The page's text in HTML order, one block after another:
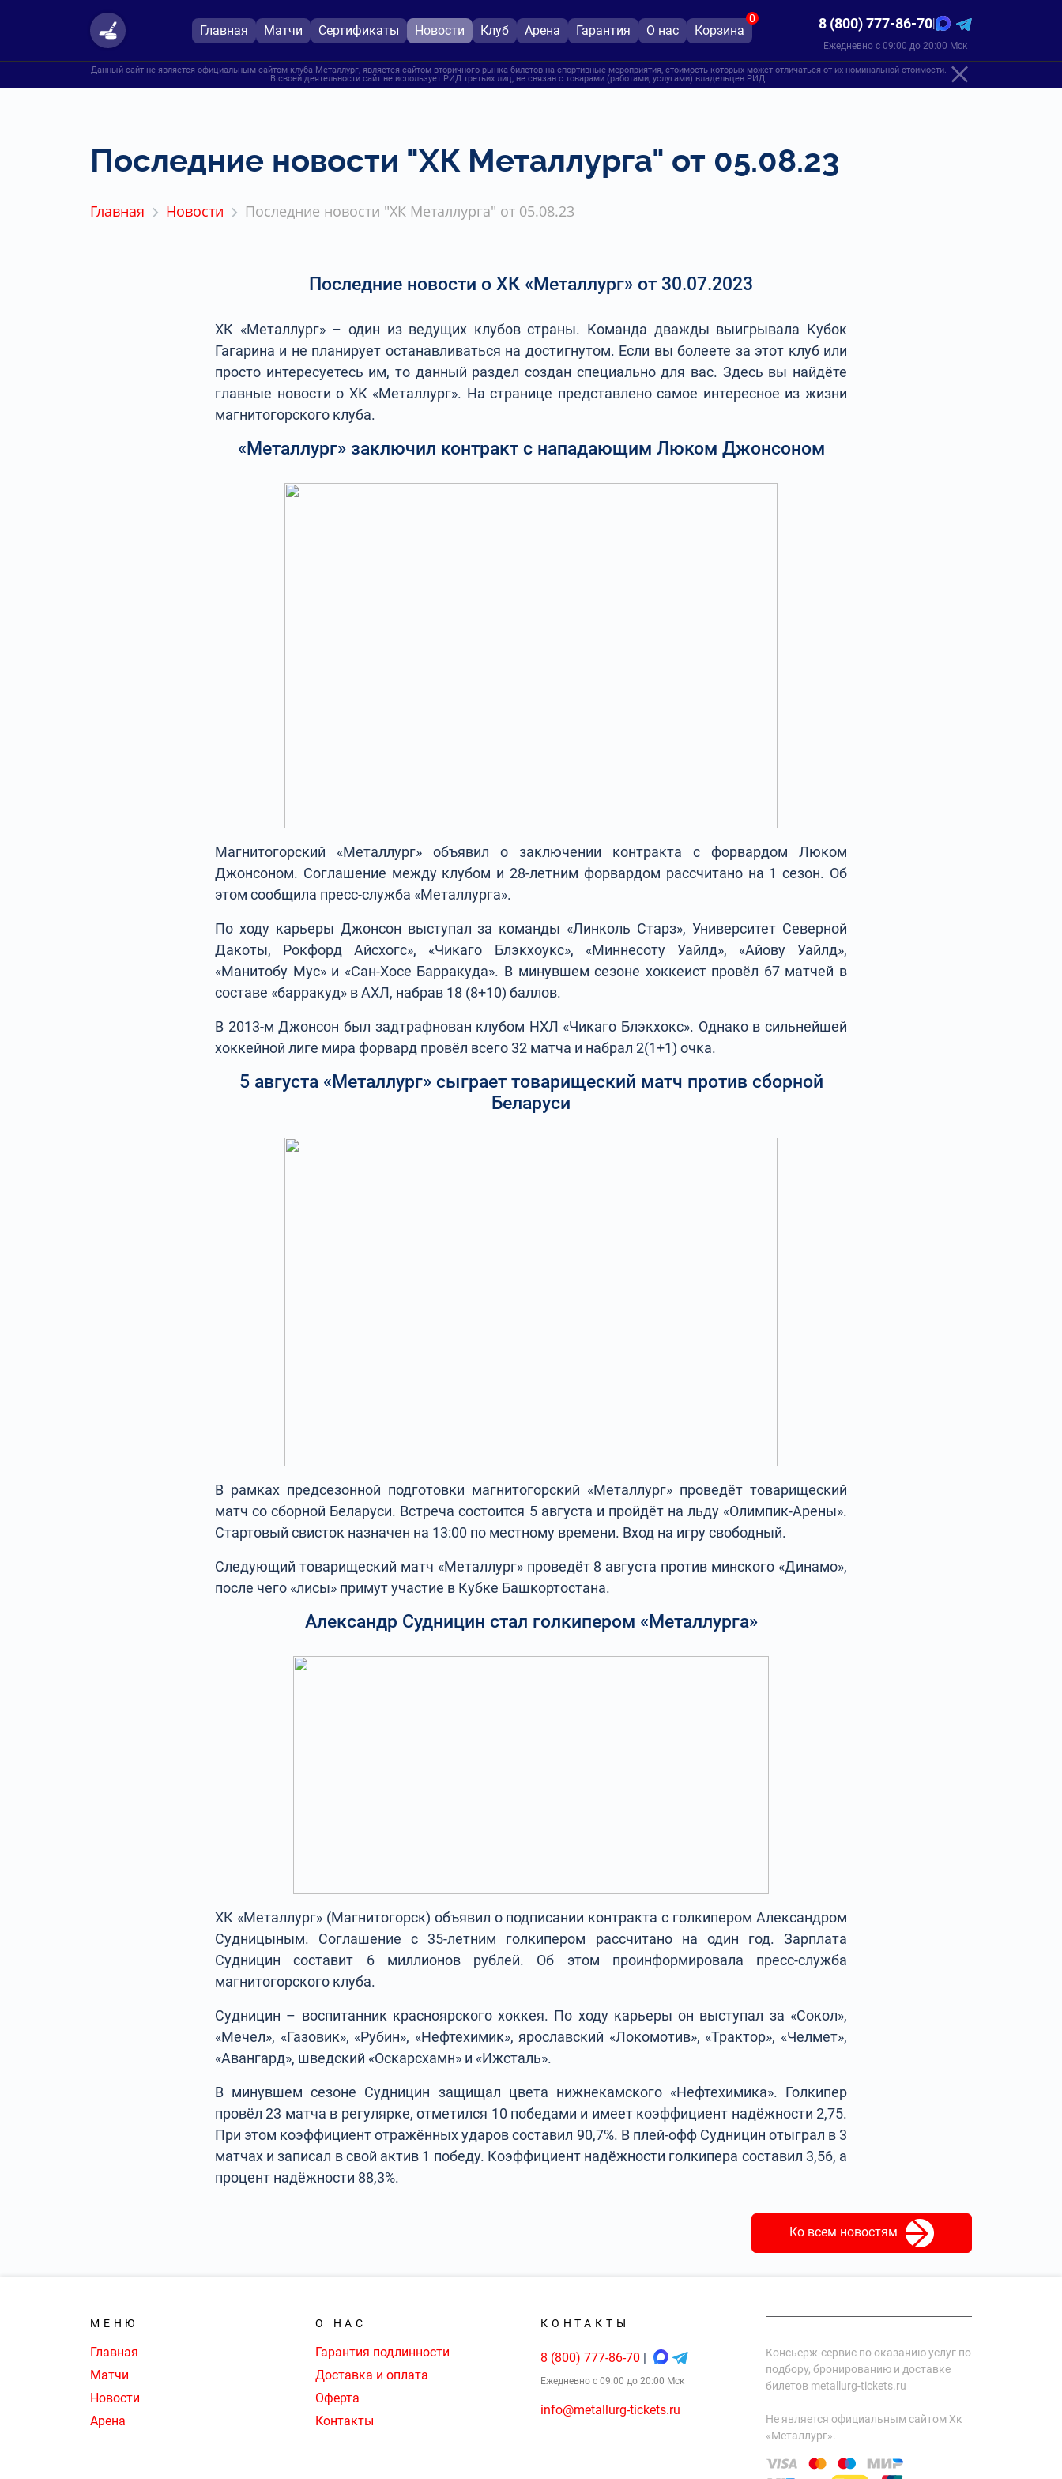
Главная Матчи Сертификаты Новости Клуб Арена Гарантия О нас Корзина
0 8 (800) 777-86-70|
Ежедневно с 09:00 до 20:00 Мск
Данный сайт не является официальным сайтом клуба Металлург, является сайтом вторичного рынка билетов на спортивные мероприятия, стоимость которых может отличаться от их номинальной стоимости.
В своей деятельности сайт не использует РИД третьих лиц, не связан с товарами (работами, услугами) владельцев РИД.
Последние новости "ХК Металлурга" от 05.08.23
Главная Новости Последние новости "ХК Металлурга" от 05.08.23
Последние новости о ХК «Металлург» от 30.07.2023
ХК «Металлург» – один из ведущих клубов страны. Команда дважды выигрывала Кубок
Гагарина и не планирует останавливаться на достигнутом. Если вы болеете за этот клуб или
просто интересуетесь им, то данный раздел создан специально для вас. Здесь вы найдёте
главные новости о ХК «Металлург». На странице представлено самое интересное из жизни
магнитогорского клуба.
«Металлург» заключил контракт с нападающим Люком Джонсоном
Магнитогорский «Металлург» объявил о заключении контракта с форвардом Люком
Джонсоном. Соглашение между клубом и 28-летним форвардом рассчитано на 1 сезон. Об
этом сообщила пресс-служба «Металлурга».
По ходу карьеры Джонсон выступал за команды «Линколь Старз», Университет Северной
Дакоты, Рокфорд Айсхогс», «Чикаго Блэкхоукс», «Миннесоту Уайлд», «Айову Уайлд»,
«Манитобу Мус» и «Сан-Хосе Барракуда». В минувшем сезоне хоккеист провёл 67 матчей в
составе «барракуд» в АХЛ, набрав 18 (8+10) баллов.
В 2013-м Джонсон был задтрафнован клубом НХЛ «Чикаго Блэкхокс». Однако в сильнейшей
хоккейной лиге мира форвард провёл всего 32 матча и набрал 2(1+1) очка.
5 августа «Металлург» сыграет товарищеский матч против сборной
Беларуси
В рамках предсезонной подготовки магнитогорский «Металлург» проведёт товарищеский
матч со сборной Беларуси. Встреча состоится 5 августа и пройдёт на льду «Олимпик-Арены».
Стартовый свисток назначен на 13:00 по местному времени. Вход на игру свободный.
Следующий товарищеский матч «Металлург» проведёт 8 августа против минского «Динамо»,
после чего «лисы» примут участие в Кубке Башкортостана.
Александр Судницин стал голкипером «Металлурга»
ХК «Металлург» (Магнитогорск) объявил о подписании контракта с голкипером Александром
Судницыным. Соглашение с 35-летним голкипером рассчитано на один год. Зарплата
Судницин составит 6 миллионов рублей. Об этом проинформировала пресс-служба
магнитогорского клуба.
Судницин – воспитанник красноярского хоккея. По ходу карьеры он выступал за «Сокол»,
«Мечел», «Газовик», «Рубин», «Нефтехимик», ярославский «Локомотив», «Трактор», «Челмет»,
«Авангард», шведский «Оскарсхамн» и «Ижсталь».
В минувшем сезоне Судницин защищал цвета нижнекамского «Нефтехимика». Голкипер
провёл 23 матча в регулярке, отметился 10 победами и имеет коэффициент надёжности 2,75.
При этом коэффициент отражённых ударов составил 90,7%. В плей-офф Судницин отыграл в 3
матчах и записал в свой актив 1 победу. Коэффициент надёжности голкипера составил 3,56, а
процент надёжности 88,3%.
Ко всем новостям
МЕНЮ
Главная
Матчи
Новости
Арена
О НАС
Гарантия подлинности
Доставка и оплата
Оферта
Контакты
КОНТАКТЫ
8 (800) 777-86-70 |
Ежедневно с 09:00 до 20:00 Мск
info@metallurg-tickets.ru
Консьерж-сервис по оказанию услуг по
подбору, бронированию и доставке
билетов metallurg-tickets.ru
Не является официальным сайтом Хк
«Металлург».